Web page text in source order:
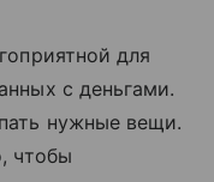
для
с деньгами.
нужные вещи.
чтобы